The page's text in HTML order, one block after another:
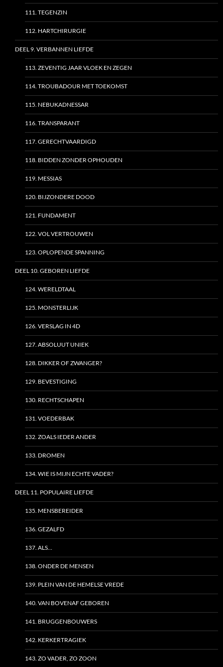
111. TEGENZIN
112. HARTCHIRURGIE
DEEL 9. VERBANNEN LIEFDE
113. ZEVENTIG JAAR VLOEK EN ZEGEN
114. TROUBADOUR MET TOEKOMST
115. NEBUKADNESSAR
116. TRANSPARANT
117. GERECHTVAARDIGD
118. BIDDEN ZONDER OPHOUDEN
119. MESSIAS
120. BIJZONDERE DOOD
121. FUNDAMENT
122. VOL VERTROUWEN
123. OPLOPENDE SPANNING
DEEL 10. GEBOREN LIEFDE
124. WERELDTAAL
125. MONSTERLIJK
126. VERSLAG IN 4D
127. ABSOLUUT UNIEK
128. DIKKER OF ZWANGER?
129. BEVESTIGING
130. RECHTSCHAPEN
131. VOEDERBAK
132. ZOALS IEDER ANDER
133. DROMEN
134. WIE IS MIJN ECHTE VADER?
DEEL 11. POPULAIRE LIEFDE
135. MENSBEREIDER
136. GEZALFD
137. ALS…
138. ONDER DE MENSEN
139. PLEIN VAN DE HEMELSE VREDE
140. VAN BOVENAF GEBOREN
141. BRUGGENBOUWERS
142. KERKERTRAGIEK
143. ZO VADER, ZO ZOON